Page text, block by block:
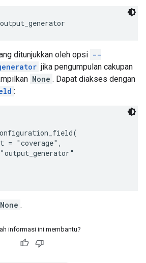
ditunjukkan oleh opsi --
jika pengumpulan cakupan
None . Dapat diakses dengan
:
= "coverage",
None .
informasi ini membantu?